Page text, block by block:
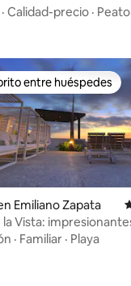
· Calidad-precio ·
de 5, 448 reseñas
entre huéspedes
entre huéspedes
Emiliano Zapata
la Vista:
jacuzzi
· Familiar · Playa